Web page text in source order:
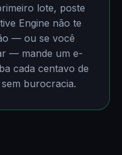
lote, poste
Engine não te
— ou se você
— mande um e-
cada centavo de
burocracia.